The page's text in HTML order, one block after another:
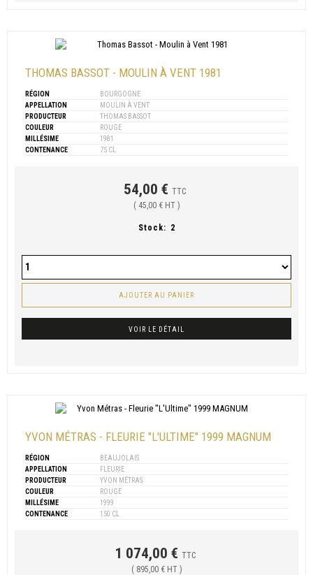
THOMAS BASSOT - MOULIN À VENT 1981
RÉGION
BOURGOGNE
APPELLATION
MOULIN À VENT
PRODUCTEUR
THOMAS BASSOT
COULEUR
ROUGE
MILLÉSIME
1981
CONTENANCE
75 CL
54,00 € TTC
( 45,00 € HT )
Stock: 2
AJOUTER AU PANIER
VOIR LE DÉTAIL
YVON MÉTRAS - FLEURIE "L'ULTIME" 1999 MAGNUM
RÉGION
BEAUJOLAIS
APPELLATION
FLEURIE
PRODUCTEUR
YVON MÉTRAS
COULEUR
ROUGE
MILLÉSIME
1999
CONTENANCE
150 CL
1 074,00 € TTC
( 895,00 € HT )